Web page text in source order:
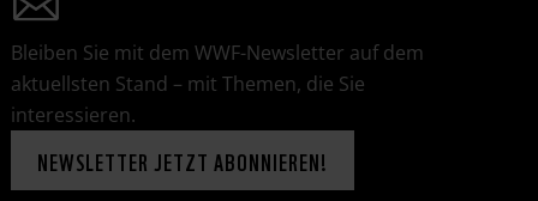
Bleiben Sie mit dem WWF-Newsletter auf dem
aktuellsten Stand – mit Themen, die Sie
interessieren.
NEWSLETTER JETZT ABONNIEREN!